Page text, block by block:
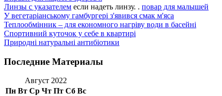
Линзы с указателем если надеть линзу. . повар для малышей
У вегетаріанському гамбургері з'явився смак м'яса
Теплообмінник – для економного нагріву води в басейні
Спортивний куточок у себе в квартирі
Природні натуральні антибіотики
Последние Материалы
Август 2022
Пн Вт Ср Чт Пт Сб Вс